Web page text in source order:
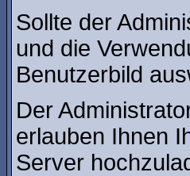
Sollte der
und die
Benutzerbild
Der
erlauben Ihnen
Server